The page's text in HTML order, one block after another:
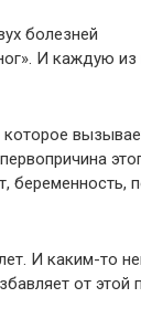
болезней
И каждую
которое
беременность,
И каким-то
от этой